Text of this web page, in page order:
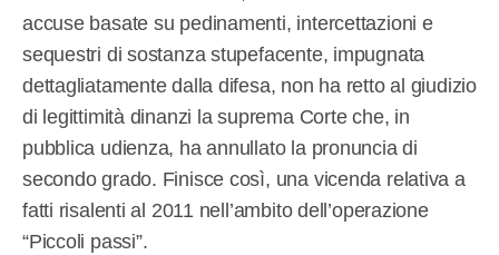
accuse basate su pedinamenti, intercettazioni e
sequestri di sostanza stupefacente, impugnata
dettagliatamente dalla difesa, non ha retto al giudizio
di legittimità dinanzi la suprema Corte che, in
pubblica udienza, ha annullato la pronuncia di
secondo grado. Finisce così, una vicenda relativa a
fatti risalenti al 2011 nell’ambito dell’operazione
“Piccoli passi”.